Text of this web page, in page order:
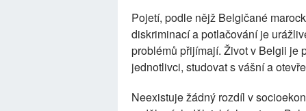
Pojetí, podle nějž Belgičané
diskriminací a potlačování je
problémů přijímají. Život v Belgii je
jednotlivci, studovat s vášní a
Neexistuje žádný rozdíl v